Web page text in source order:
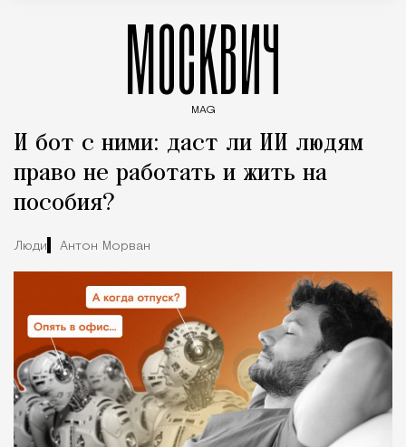
МОСКВИЧ
MAG
И бот с ними: даст ли ИИ людям
право не работать и жить на
пособия?
Люди Антон Морван